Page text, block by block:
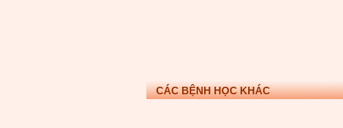
CÁC BỆNH HỌC KHÁC